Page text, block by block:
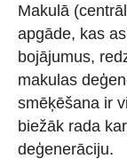
Makulā
apgāde, kas
bojājumus,
makulas
smēķēšana ir
biežāk rada
deģenerāciju.